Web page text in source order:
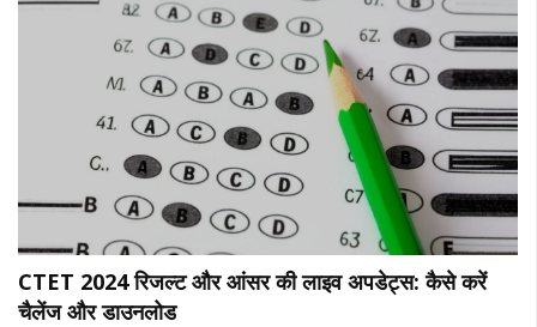
CTET 2024 रिजल्ट और आंसर की लाइव अपडेट्स: कैसे करें
चैलेंज और डाउनलोड